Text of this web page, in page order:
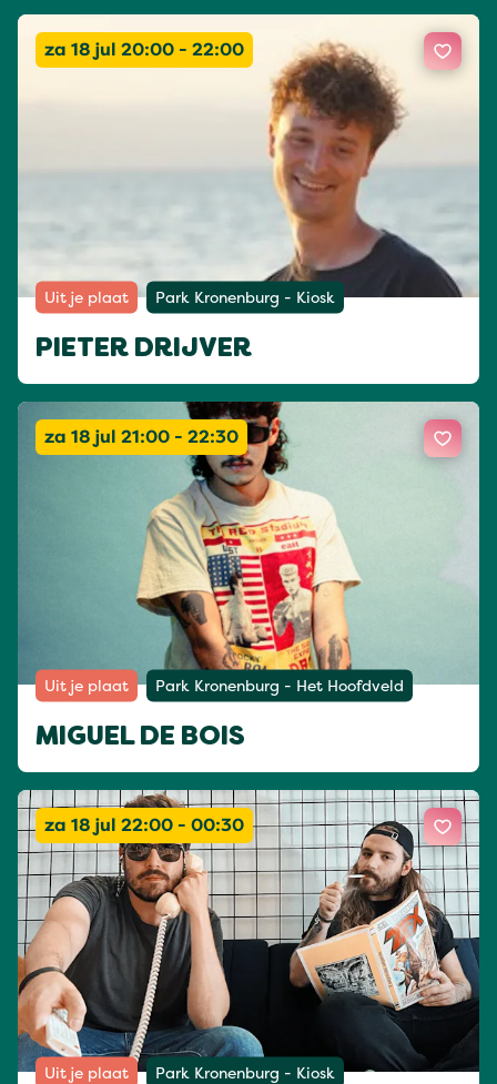
za 18 jul 20:00 - 22:00
Uit je plaat Park Kronenburg - Kiosk
PIETER DRIJVER
za 18 jul 21:00 - 22:30
Uit je plaat Park Kronenburg - Het Hoofdveld
MIGUEL DE BOIS
za 18 jul 22:00 - 00:30
Uit je plaat Park Kronenburg - Kiosk